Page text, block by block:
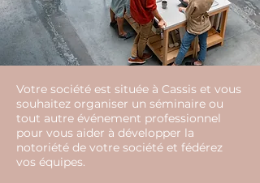
Votre société est située à Cassis et vous
souhaitez organiser un séminaire ou
tout autre événement professionnel
pour vous aider à développer la
notoriété de votre société et fédérez
vos équipes.